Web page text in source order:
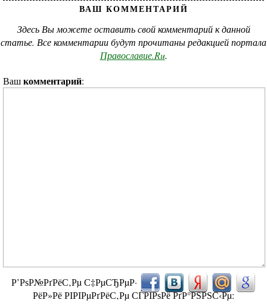
ВАШ КОММЕНТАРИЙ
Здесь Вы можете оставить свой комментарий к данной
статье. Все комментарии будут прочитаны редакцией портала
Православие.Ru.
Вашкомментарий:
Р’РѕР№РґРёС‚Рµ С‡РµСЂРµР·
РёР»Рё РІРІРµРґРёС‚Рµ СЃРІРѕРё РґР°РЅРЅС‹Рµ: